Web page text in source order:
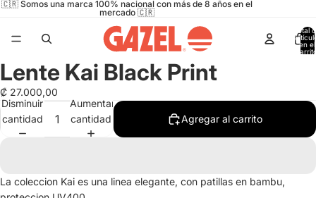
🇨🇷 Somos una marca 100% nacional con más de 8 años en el
mercado 🇨🇷
Total
en el
Abrir
imagen
a
pantalla
completa
Lente Kai Black Print
₡ 27.000,00
Disminuir
cantidad
Aumentar
cantidad
Agregar al carrito
La coleccion Kai es una linea elegante, con patillas en bambu,